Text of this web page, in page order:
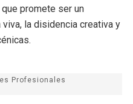
que promete ser un
la disidencia creativa y
Profesionales